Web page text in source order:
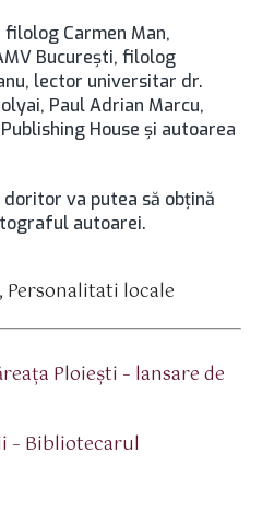
Carmen Man,
București, filolog
lector universitar dr.
Paul Adrian Marcu,
House și autoarea
va putea să obțină
autoarei.
, Personalitati locale
Ploieşti – lansare de
– Bibliotecarul